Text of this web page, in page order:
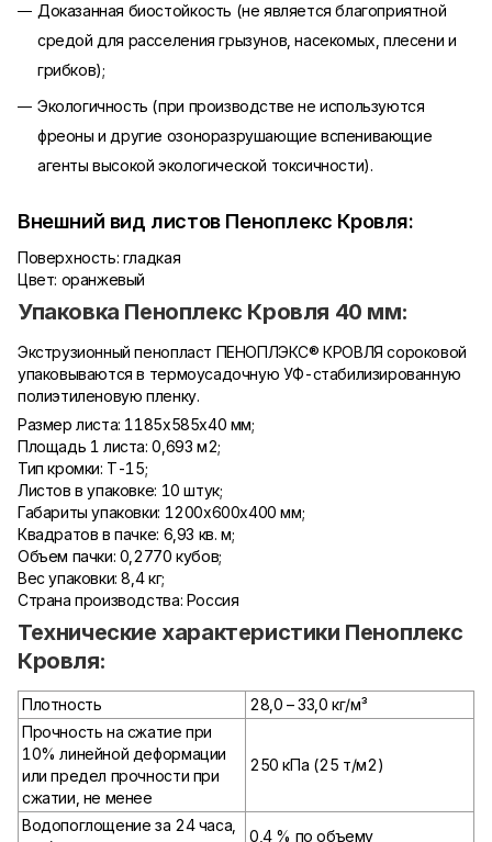
Доказанная биостойкость (не является благоприятной
средой для расселения грызунов, насекомых, плесени и
грибков);
Экологичность (при производстве не используются
фреоны и другие озоноразрушающие вспенивающие
агенты высокой экологической токсичности).
Внешний вид листов Пеноплекс Кровля:
Поверхность: гладкая
Цвет: оранжевый
Упаковка Пеноплекс Кровля 40 мм:
Экструзионный пенопласт ПЕНОПЛЭКС® КРОВЛЯ сороковой
упаковываются в термоусадочную УФ-стабилизированную
полиэтиленовую пленку.
Размер листа: 1185х585х40 мм;
Площадь 1 листа: 0,693 м2;
Тип кромки: Т-15;
Листов в упаковке: 10 штук;
Габариты упаковки: 1200х600х400 мм;
Квадратов в пачке: 6,93 кв. м;
Объем пачки: 0,2770 кубов;
Вес упаковки: 8,4 кг;
Страна производства: Россия
Технические характеристики Пеноплекс
Кровля:
Плотность
28,0 – 33,0 кг/м³
Прочность на сжатие при
10% линейной деформации
или предел прочности при
сжатии, не менее
250 кПа (25 т/м2)
Водопоглощение за 24 часа,
0,4 % по объему